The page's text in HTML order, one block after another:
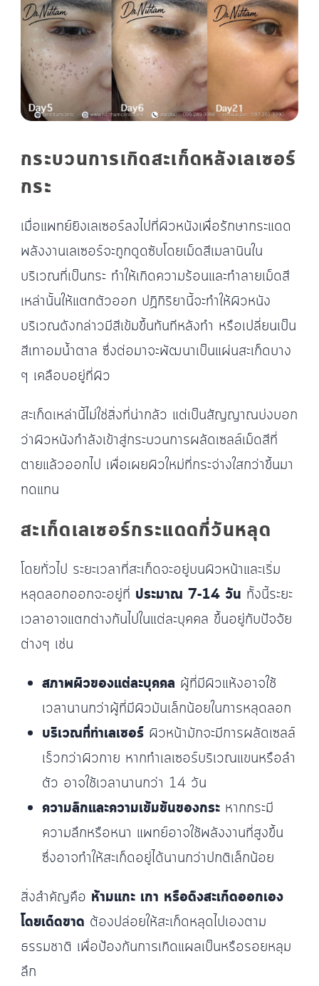
กระบวนการเกิดสะเก็ดหลังเลเซอร์
กระ
เมื่อแพทย์ยิงเลเซอร์ลงไปที่ผิวหนังเพื่อรักษากระแดด
พลังงานเลเซอร์จะถูกดูดซับโดยเม็ดสีเมลานินใน
บริเวณที่เป็นกระ ทำให้เกิดความร้อนและทำลายเม็ดสี
เหล่านั้นให้แตกตัวออก ปฏิกิริยานี้จะทำให้ผิวหนัง
บริเวณดังกล่าวมีสีเข้มขึ้นทันทีหลังทำ หรือเปลี่ยนเป็น
สีเทาอมน้ำตาล ซึ่งต่อมาจะพัฒนาเป็นแผ่นสะเก็ดบาง
ๆ เคลือบอยู่ที่ผิว
สะเก็ดเหล่านี้ไม่ใช่สิ่งที่น่ากลัว แต่เป็นสัญญาณบ่งบอก
ว่าผิวหนังกำลังเข้าสู่กระบวนการผลัดเซลล์เม็ดสีที่
ตายแล้วออกไป เพื่อเผยผิวใหม่ที่กระจ่างใสกว่าขึ้นมา
ทดแทน
สะเก็ดเลเซอร์กระแดดกี่วันหลุด
โดยทั่วไป ระยะเวลาที่สะเก็ดจะอยู่บนผิวหน้าและเริ่ม
หลุดลอกออกจะอยู่ที่ ประมาณ 7-14 วัน ทั้งนี้ระยะ
เวลาอาจแตกต่างกันไปในแต่ละบุคคล ขึ้นอยู่กับปัจจัย
ต่างๆ เช่น
สภาพผิวของแต่ละบุคคล ผู้ที่มีผิวแห้งอาจใช้
เวลานานกว่าผู้ที่มีผิวมันเล็กน้อยในการหลุดลอก
บริเวณที่ทำเลเซอร์ ผิวหน้ามักจะมีการผลัดเซลล์
เร็วกว่าผิวกาย หากทำเลเซอร์บริเวณแขนหรือลำ
ตัว อาจใช้เวลานานกว่า 14 วัน
ความลึกและความเข้มข้นของกระ หากกระมี
ความลึกหรือหนา แพทย์อาจใช้พลังงานที่สูงขึ้น
ซึ่งอาจทำให้สะเก็ดอยู่ได้นานกว่าปกติเล็กน้อย
สิ่งสำคัญคือ ห้ามแกะ เกา หรือดึงสะเก็ดออกเอง
โดยเด็ดขาด ต้องปล่อยให้สะเก็ดหลุดไปเองตาม
ธรรมชาติ เพื่อป้องกันการเกิดแผลเป็นหรือรอยหลุม
ลึก